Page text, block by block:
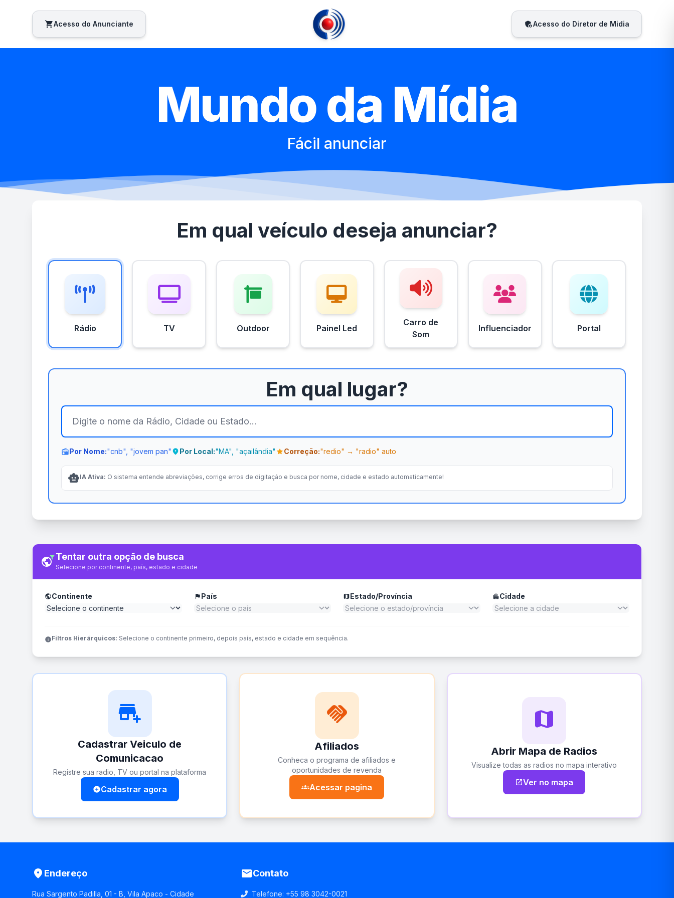
shopping_cartAcesso do Anunciante admin_panel_settingsAcesso do Diretor de Midia
Mundo da Mídia
Fácil anunciar
Em qual veículo deseja anunciar?
Rádio TV Outdoor Painel Led
Carro de
Som
Influenciador Portal
Em qual lugar?
radioPor Nome:"cnb", "jovem pan" location_onPor Local:"MA", "açailândia" starCorreção:"redio" → "radio" auto
smart_toyIA Ativa: O sistema entende abreviações, corrige erros de digitação e busca por nome, cidade e estado automaticamente!
publicfilter_alt Tentar outra opção de busca
Selecione por continente, país, estado e cidade
publicContinente flag País mapEstado/Província apartmentCidade
infoFiltros Hierárquicos: Selecione o continente primeiro, depois país, estado e cidade em sequência.
add_business
Cadastrar Veiculo de
Comunicacao
Registre sua radio, TV ou portal na plataforma
add_circleCadastrar agora
handshake
Afiliados
Conheca o programa de afiliados e
oportunidades de revenda
groupsAcessar pagina
map
Abrir Mapa de Radios
Visualize todas as radios no mapa interativo
open_in_newVer no mapa
place Endereço
Rua Sargento Padilla, 01 - B, Vila Apaco - Cidade
emailContato
Telefone: +55 98 3042-0021